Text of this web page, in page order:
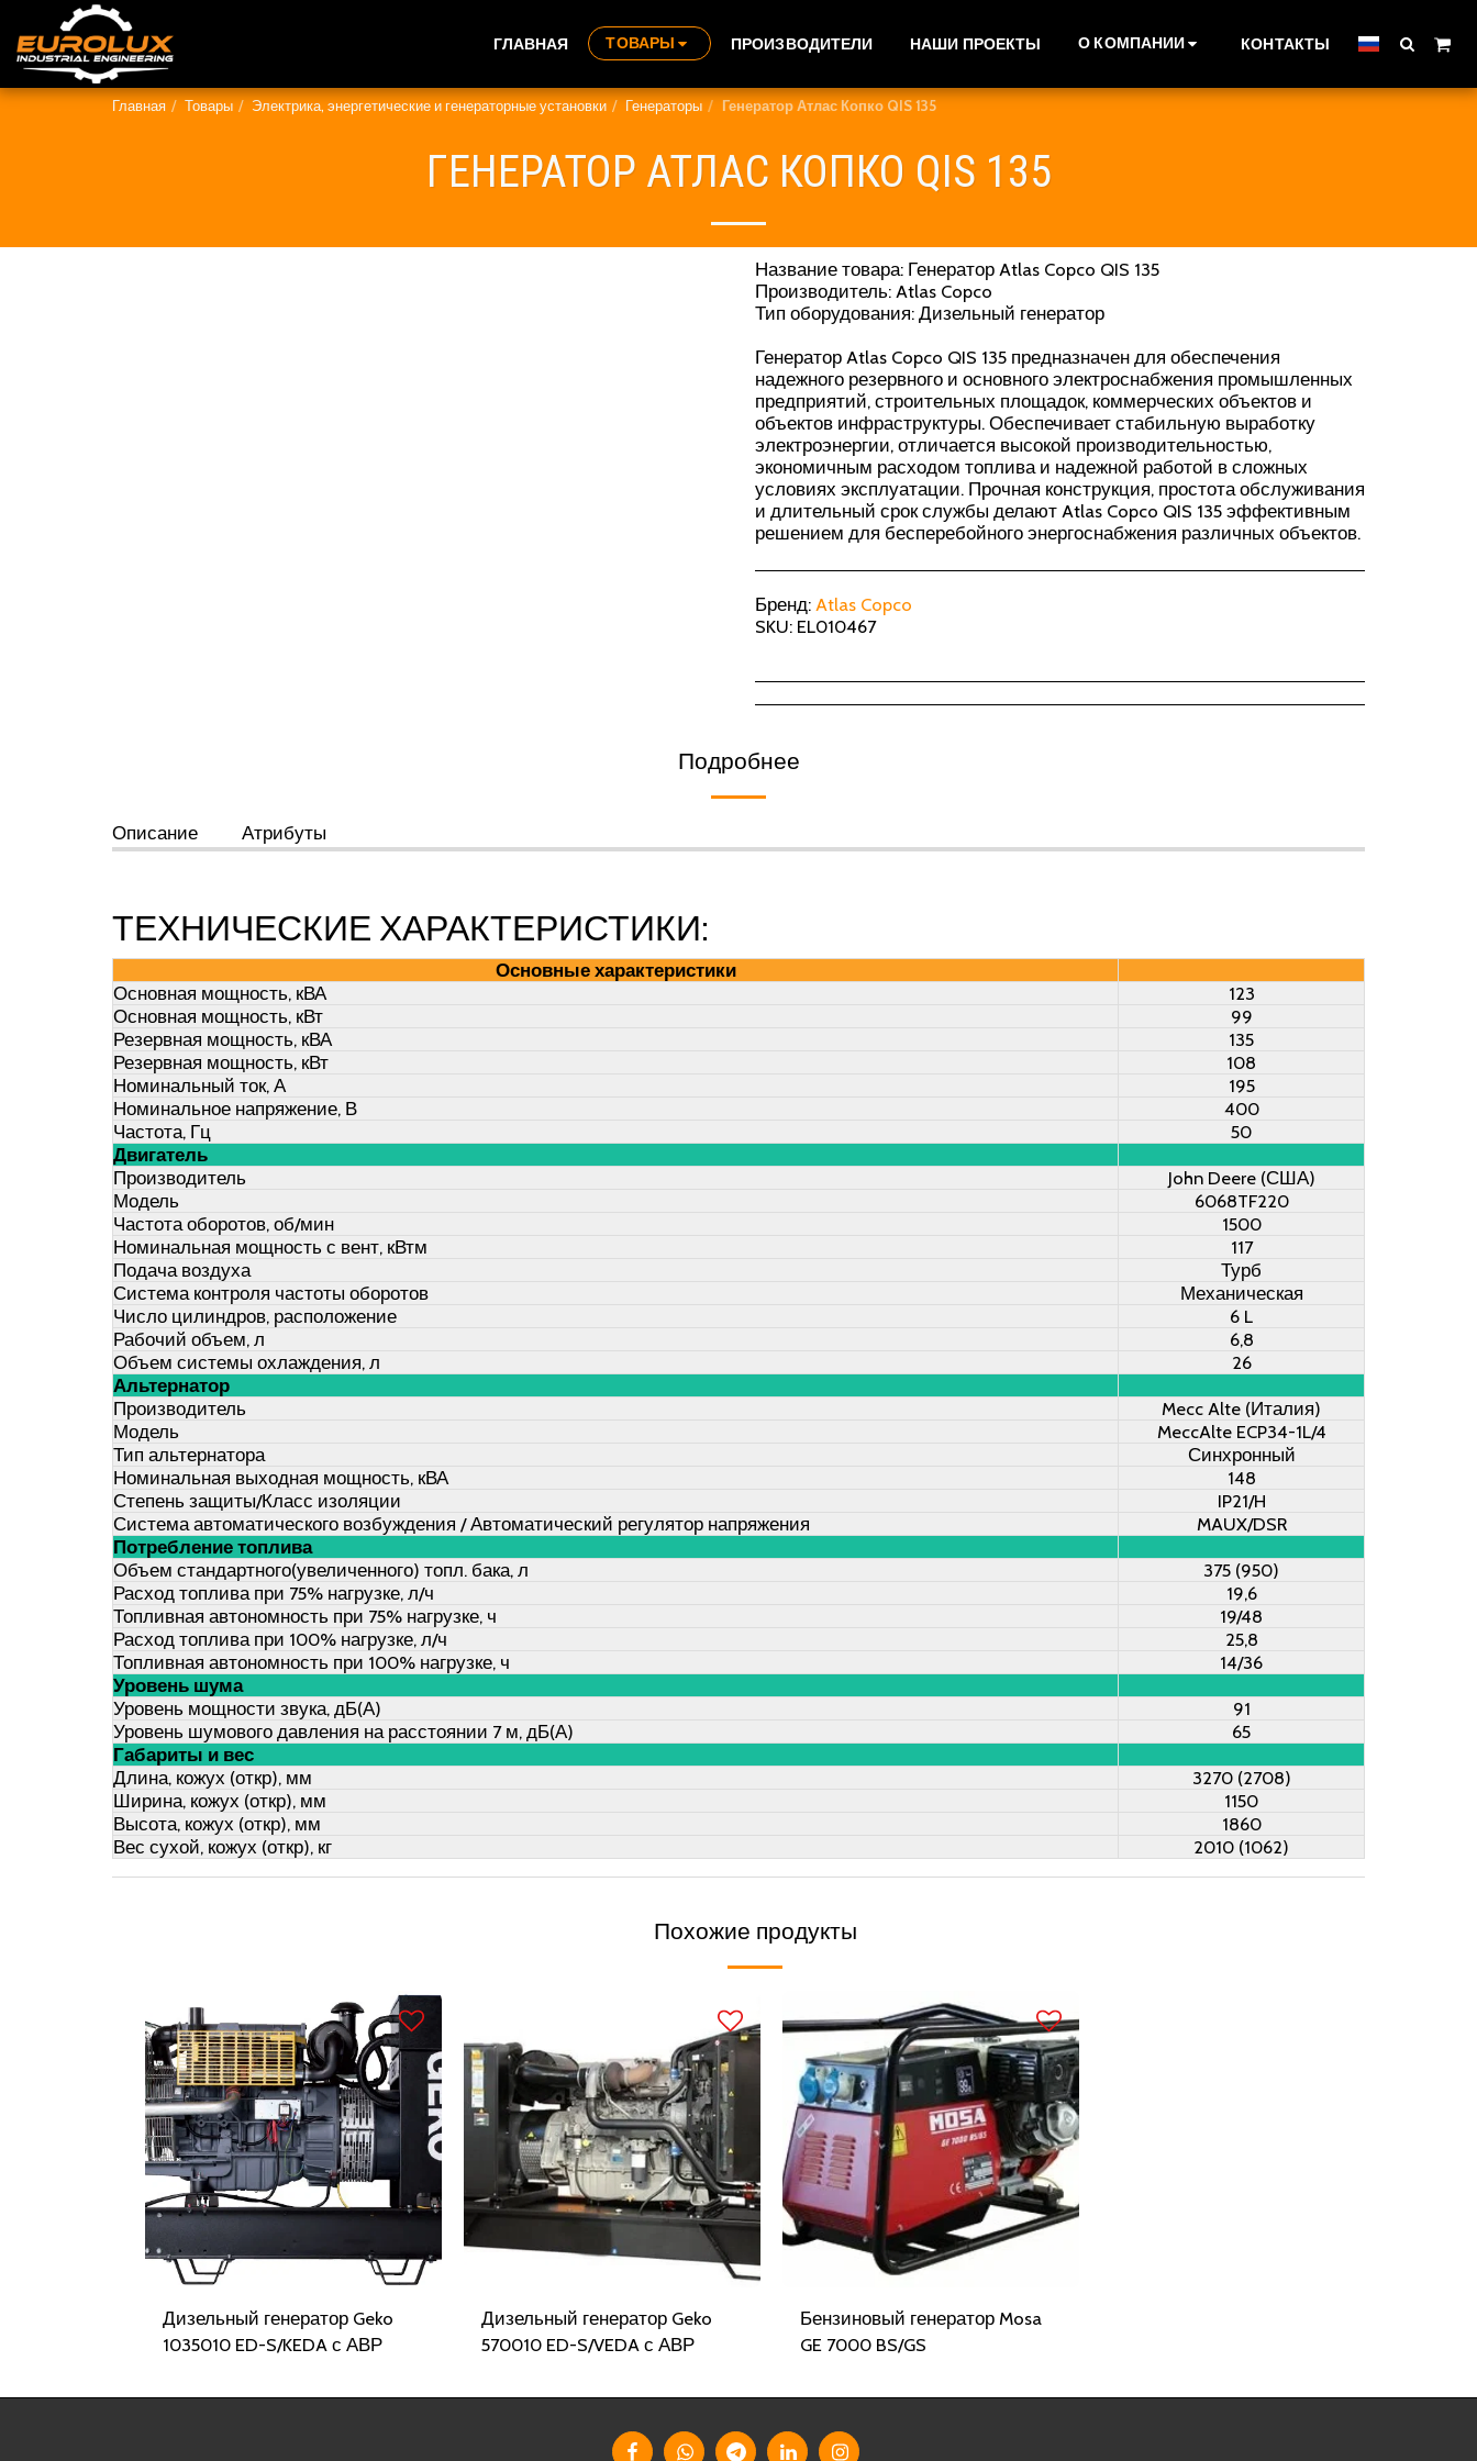
ГЛАВНАЯ ТОВАРЫ ПРОИЗВОДИТЕЛИ НАШИ ПРОЕКТЫ О КОМПАНИИ КОНТАКТЫ
Главная Товары Электрика, энергетические и генераторные установки Генераторы Генератор Атлас Копко QIS 135
ГЕНЕРАТОР АТЛАС КОПКО QIS 135
Название товара: Генератор Atlas Copco QIS 135
Производитель: Atlas Copco
Тип оборудования: Дизельный генератор
Генератор Atlas Copco QIS 135 предназначен для обеспечения
надежного резервного и основного электроснабжения промышленных
предприятий, строительных площадок, коммерческих объектов и
объектов инфраструктуры. Обеспечивает стабильную выработку
электроэнергии, отличается высокой производительностью,
экономичным расходом топлива и надежной работой в сложных
условиях эксплуатации. Прочная конструкция, простота обслуживания
и длительный срок службы делают Atlas Copco QIS 135 эффективным
решением для бесперебойного энергоснабжения различных объектов.
Бренд: Atlas Copco
SKU: EL010467
Подробнее
Описание Атрибуты
ТЕХНИЧЕСКИЕ ХАРАКТЕРИСТИКИ:
Основные характеристики
Основная мощность, кВА
123
Основная мощность, кВт
99
Резервная мощность, кВА
135
Резервная мощность, кВт
108
Номинальный ток, А
195
Номинальное напряжение, В
400
Частота, Гц
50
Двигатель
Производитель
John Deere (США)
Модель
6068TF220
Частота оборотов, об/мин
1500
Номинальная мощность с вент, кВтм
117
Подача воздуха
Турб
Система контроля частоты оборотов
Механическая
Число цилиндров, расположение
6 L
Рабочий объем, л
6,8
Объем системы охлаждения, л
26
Альтернатор
Производитель
Mecc Alte (Италия)
Модель
MeccAlte ECP34-1L/4
Тип альтернатора
Синхронный
Номинальная выходная мощность, кВА
148
Степень защиты/Класс изоляции
IP21/H
Система автоматического возбуждения / Автоматический регулятор напряжения
MAUX/DSR
Потребление топлива
Объем стандартного(увеличенного) топл. бака, л
375 (950)
Расход топлива при 75% нагрузке, л/ч
19,6
Топливная автономность при 75% нагрузке, ч
19/48
Расход топлива при 100% нагрузке, л/ч
25,8
Топливная автономность при 100% нагрузке, ч
14/36
Уровень шума
Уровень мощности звука, дБ(А)
91
Уровень шумового давления на расстоянии 7 м, дБ(А)
65
Габариты и вес
Длина, кожух (откр), мм
3270 (2708)
Ширина, кожух (откр), мм
1150
Высота, кожух (откр), мм
1860
Вес сухой, кожух (откр), кг
2010 (1062)
Похожие продукты
Дизельный генератор Geko
1035010 ED-S/KEDA с АВР
Дизельный генератор Geko
570010 ED-S/VEDA с АВР
Бензиновый генератор Mosa
GE 7000 BS/GS